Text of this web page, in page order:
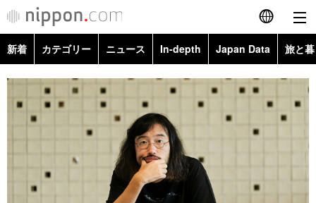
English
简体字
繁體字
Español
カテゴリー
政治・外交
ニュース
新着 カテゴリー ニュース In-depth Japan Data 旅と
政治・外交
経済・ビジネス
国際・海外
社会
Topics
Images
People
東京